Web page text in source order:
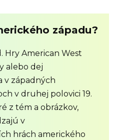
západu?
Hry American West
alebo dej
v západných
v druhej polovici 19.
z tém a obrázkov,
v
hrách amerického